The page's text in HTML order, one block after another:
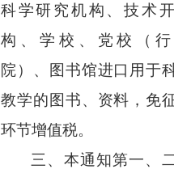
科学研究机构、技术
构、学校、党校（
院）、图书馆进口用于科
教学的图书、资料，免
环节增值税。
三、本通知第一、